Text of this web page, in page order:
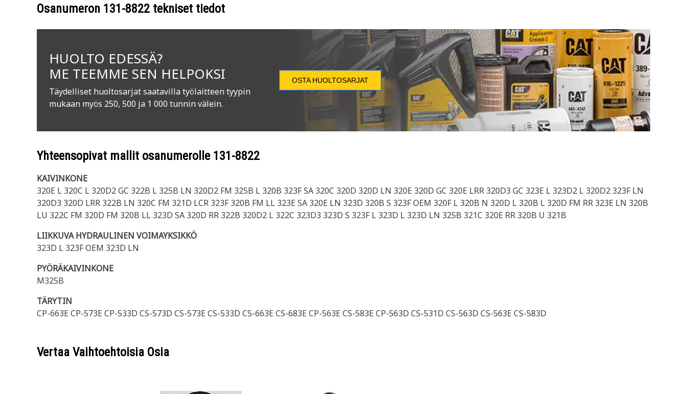
Osanumeron 131-8822 tekniset tiedot
HUOLTO EDESSÄ?
ME TEEMME SEN HELPOKSI
Täydelliset huoltosarjat saatavilla työlaitteen tyypin
mukaan myös 250, 500 ja 1 000 tunnin välein.
OSTA HUOLTOSARJAT
Yhteensopivat mallit osanumerolle 131-8822
KAIVINKONE
320E L 320C L 320D2 GC 322B L 325B LN 320D2 FM 325B L 320B 323F SA 320C 320D 320D LN 320E 320D GC 320E LRR 320D3 GC 323E L 323D2 L 320D2 323F LN
320D3 320D LRR 322B LN 320C FM 321D LCR 323F 320B FM LL 323E SA 320E LN 323D 320B S 323F OEM 320F L 320B N 320D L 320B L 320D FM RR 323E LN 320B
LU 322C FM 320D FM 320B LL 323D SA 320D RR 322B 320D2 L 322C 323D3 323D S 323F L 323D L 323D LN 325B 321C 320E RR 320B U 321B
LIIKKUVA HYDRAULINEN VOIMAYKSIKKÖ
323D L 323F OEM 323D LN
PYÖRÄKAIVINKONE
M325B
TÄRYTIN
CP-663E CP-573E CP-533D CS-573D CS-573E CS-533D CS-663E CS-683E CP-563E CS-583E CP-563D CS-531D CS-563D CS-563E CS-583D
Vertaa Vaihtoehtoisia Osia